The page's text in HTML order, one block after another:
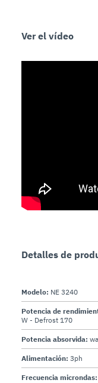
Ver el vídeo
Detalles de
Modelo: NE 3240
Potencia de
W - Defrost 170
Potencia absorvida:
Alimentación: 3ph
Frecuencia microndas: